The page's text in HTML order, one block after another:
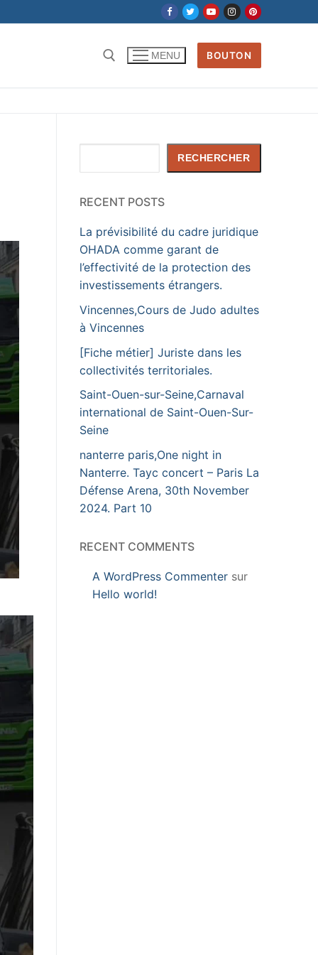
MENU BOUTON
RECHERCHER
RECENT POSTS
La prévisibilité du cadre juridique
OHADA comme garant de
l’effectivité de la protection des
investissements étrangers.
Vincennes,Cours de Judo adultes
à Vincennes
[Fiche métier] Juriste dans les
collectivités territoriales.
Saint-Ouen-sur-Seine,Carnaval
international de Saint-Ouen-Sur-
Seine
nanterre paris,One night in
Nanterre. Tayc concert – Paris La
Défense Arena, 30th November
2024. Part 10
RECENT COMMENTS
A WordPress Commenter sur
Hello world!